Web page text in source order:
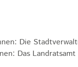
Die
Das Landratsamt